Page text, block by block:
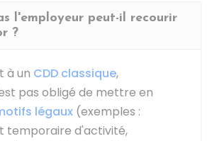
l'employeur peut-il recourir
?
à un CDD classique,
pas obligé de mettre en
légaux (exemples :
temporaire d'activité,